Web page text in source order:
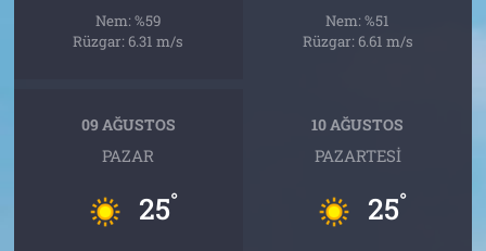
Nem: %59
Rüzgar: 6.31 m/s
Nem: %51
Rüzgar: 6.61 m/s
09 AĞUSTOS
PAZAR
25°
10 AĞUSTOS
PAZARTESI
25°